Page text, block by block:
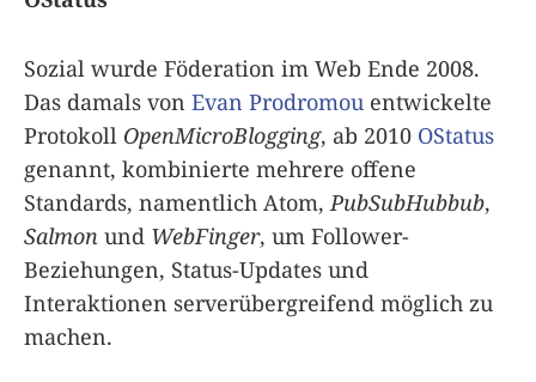
Sozial wurde Föderation im Web Ende 2008.
Das damals von Evan Prodromou entwickelte
Protokoll OpenMicroBlogging, ab 2010 OStatus
genannt, kombinierte mehrere offene
Standards, namentlich Atom, PubSubHubbub,
Salmon und WebFinger, um Follower-
Beziehungen, Status-Updates und
Interaktionen serverübergreifend möglich zu
machen.